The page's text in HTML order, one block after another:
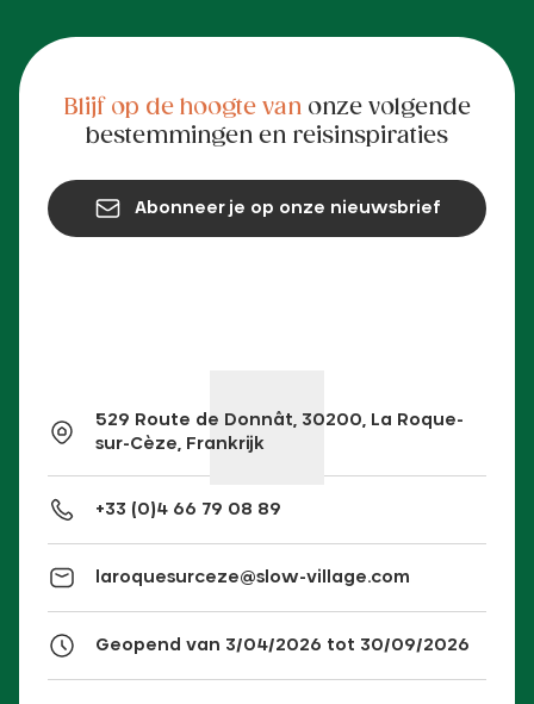
529 Route de Donnât, 30200, La Roque-
sur-Cèze, Frankrijk
+33 (0)4 66 79 08 89
laroquesurceze@slow-village.com
Geopend van 3/04/2026 tot 30/09/2026
Blijf op de hoogte van onze volgende
bestemmingen en reisinspiraties
Abonneer je op onze nieuwsbrief